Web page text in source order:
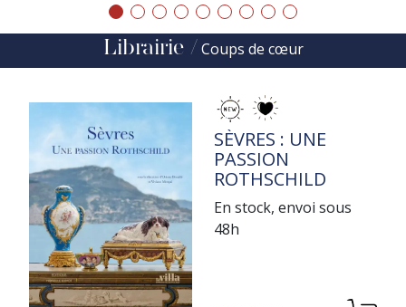
Précédent
Suivant
Librairie Coups de cœur
TITRE
SÈVRES : UNE
PASSION
ROTHSCHILD
En stock, envoi sous
48h